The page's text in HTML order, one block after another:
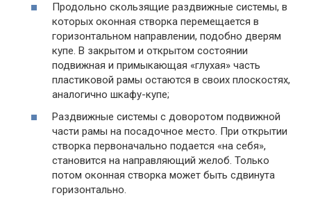
Продольно скользящие раздвижные системы, в
которых оконная створка перемещается в
горизонтальном направлении, подобно дверям
купе. В закрытом и открытом состоянии
подвижная и примыкающая «глухая» часть
пластиковой рамы остаются в своих плоскостях,
аналогично шкафу-купе;
Раздвижные системы с доворотом подвижной
части рамы на посадочное место. При открытии
створка первоначально подается «на себя»,
становится на направляющий желоб. Только
потом оконная створка может быть сдвинута
горизонтально.